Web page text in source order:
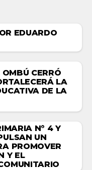
EDUARDO
CERRÓ
LA
DE LA
N° 4 Y
UN
PROMOVER
Y EL